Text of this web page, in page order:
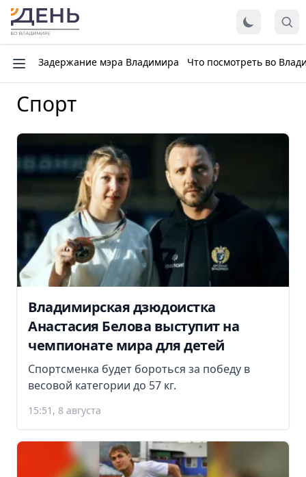
Задержание мэра Владимира Что посмотреть во
Спорт
Владимирская дзюдоистка
Анастасия Белова выступит на
чемпионате мира для детей
Спортсменка будет бороться за победу в
весовой категории до 57 кг.
15:51, 8 августа